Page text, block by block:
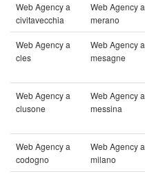
Web Agency a
civitavecchia
Web Agency a
merano
Web Agency a
cles
Web Agency a
mesagne
Web Agency a
clusone
Web Agency a
messina
Web Agency a
codogno
Web Agency a
milano